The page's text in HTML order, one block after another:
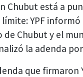
Chubut está a
YPF
de Chubut y el
la adenda
que firmaron